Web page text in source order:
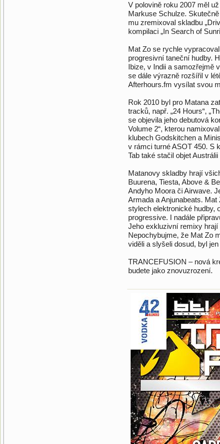
V polovině roku 2007 měl
Markuse Schulze.
mu zremixoval skladbu
kompilaci „In Search of
Mat Zo se rychle
progresivní taneční hudby.
Ibize, v Indii a samozřejmě
se dále výrazně rozšířil v
Afterhours.fm vysílat svou
Rok 2010 byl pro Matana
tracků, např. „24 Hours“,
se objevila jeho debutová
Volume 2“, kterou
klubech Godskitchen a
v rámci turné ASOT 450. S
Tab také stačil objet
Matanovy skladby hrají
Buurena, Tiesta, Above &
Andyho Moora či Airwave.
Armada a Anjunabeats.
stylech elektronické hudby,
progressive. I nadále
Jeho exkluzivní remixy
Nepochybujme, že Mat Zo
viděli a slyšeli dosud, byl
TRANCEFUSION – nová
budete jako znovuzrození.